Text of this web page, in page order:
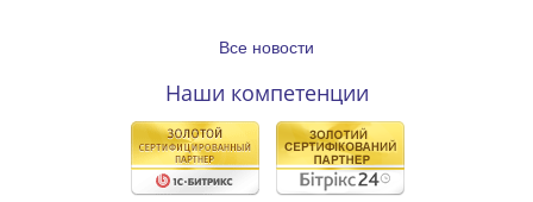
Все новости
Наши компетенции